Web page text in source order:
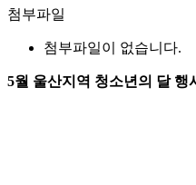
첨부파일
첨부파일이 없습니다.
5월 울산지역 청소년의 달 행